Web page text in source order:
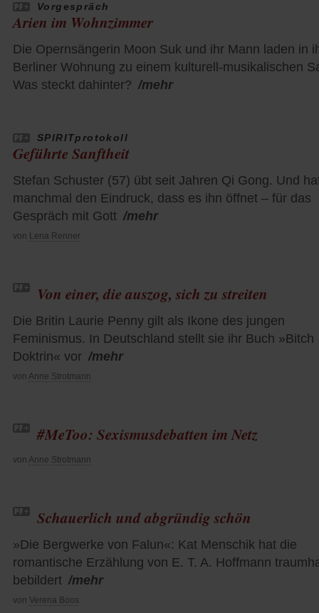
Vorgespräch
Arien im Wohnzimmer
Die Opernsängerin Moon Suk und ihr Mann laden in
Berliner Wohnung zu einem kulturell-musikalischen
Was steckt dahinter? /mehr
SPIRITprotokoll
Geführte Sanftheit
Stefan Schuster (57) übt seit Jahren Qi Gong. Und
manchmal den Eindruck, dass es ihn öffnet – für das
Gespräch mit Gott /mehr
von Lena Renner
Von einer, die auszog, sich zu streiten
Die Britin Laurie Penny gilt als Ikone des jungen
Feminismus. In Deutschland stellt sie ihr Buch »Bitch
Doktrin« vor /mehr
von Anne Strotmann
#MeToo: Sexismusdebatten im Netz
von Anne Strotmann
Schauerlich und abgründig schön
»Die Bergwerke von Falun«: Kat Menschik hat die
romantische Erzählung von E. T. A. Hoffmann
bebildert /mehr
von Verena Boos